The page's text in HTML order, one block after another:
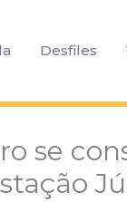
Desfiles
se